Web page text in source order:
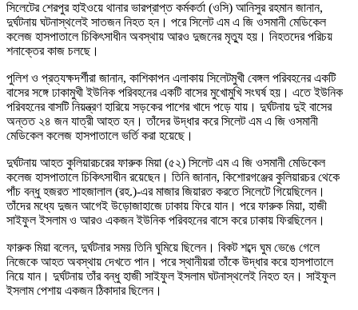
সিলেটের শেরপুর হাইওয়ে থানার ভারপ্রাপ্ত কর্মকর্তা (ওসি) আনিসুর রহমান জানান,
দুর্ঘটনায় ঘটনাস্থলেই সাতজন নিহত হন। পরে সিলেট এম এ জি ওসমানী মেডিকেল
কলেজ হাসপাতালে চিকিৎসাধীন অবস্থায় আরও দুজনের মৃত্যু হয়। নিহতদের পরিচয়
শনাক্তের কাজ চলছে।
পুলিশ ও প্রত্যক্ষদর্শীরা জানান, কাশিকাপন এলাকায় সিলেটমুখী বেঙ্গল পরিবহনের একটি
বাসের সঙ্গে ঢাকামুখী ইউনিক পরিবহনের একটি বাসের মুখোমুখি সংঘর্ষ হয়। এতে ইউনিক
পরিবহনের বাসটি নিয়ন্ত্রণ হারিয়ে সড়কের পাশের খাদে পড়ে যায়। দুর্ঘটনায় দুই বাসের
অন্তত ২৪ জন যাত্রী আহত হন। তাঁদের উদ্ধার করে সিলেট এম এ জি ওসমানী
মেডিকেল কলেজ হাসপাতালে ভর্তি করা হয়েছে।
দুর্ঘটনায় আহত কুলিয়ারচরের ফারুক মিয়া (৫২) সিলেট এম এ জি ওসমানী মেডিকেল
কলেজ হাসপাতালে চিকিৎসাধীন রয়েছেন। তিনি জানান, কিশোরগঞ্জের কুলিয়ারচর থেকে
পাঁচ বন্ধু হজরত শাহজালাল (রহ.)-এর মাজার জিয়ারত করতে সিলেটে গিয়েছিলেন।
তাঁদের মধ্যে দুজন আগেই উড়োজাহাজে ঢাকায় ফিরে যান। পরে ফারুক মিয়া, হাজী
সাইফুল ইসলাম ও আরও একজন ইউনিক পরিবহনের বাসে করে ঢাকায় ফিরছিলেন।
ফারুক মিয়া বলেন, দুর্ঘটনার সময় তিনি ঘুমিয়ে ছিলেন। বিকট শব্দে ঘুম ভেঙে গেলে
নিজেকে আহত অবস্থায় দেখতে পান। পরে স্থানীয়রা তাঁকে উদ্ধার করে হাসপাতালে
নিয়ে যান। দুর্ঘটনায় তাঁর বন্ধু হাজী সাইফুল ইসলাম ঘটনাস্থলেই নিহত হন। সাইফুল
ইসলাম পেশায় একজন ঠিকাদার ছিলেন।